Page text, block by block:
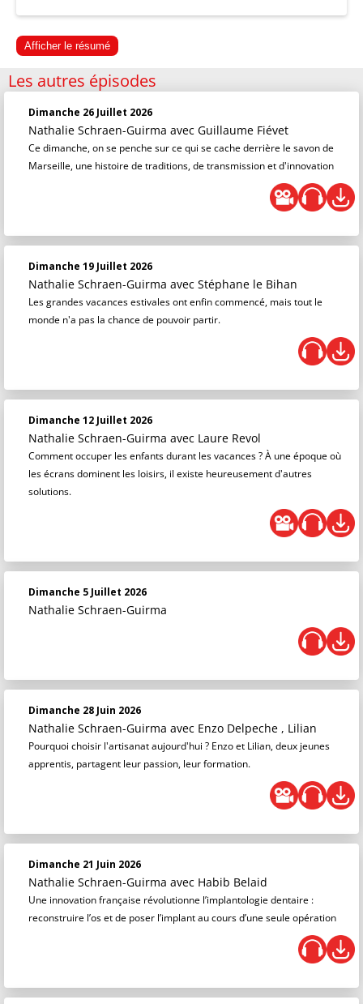
Afficher le résumé
Les autres épisodes
Dimanche 26 Juillet 2026
Nathalie Schraen-Guirma avec Guillaume Fiévet
Ce dimanche, on se penche sur ce qui se cache derrière le savon de
Marseille, une histoire de traditions, de transmission et d'innovation
Dimanche 19 Juillet 2026
Nathalie Schraen-Guirma avec Stéphane le Bihan
Les grandes vacances estivales ont enfin commencé, mais tout le
monde n'a pas la chance de pouvoir partir.
Dimanche 12 Juillet 2026
Nathalie Schraen-Guirma avec Laure Revol
Comment occuper les enfants durant les vacances ? À une époque où
les écrans dominent les loisirs, il existe heureusement d'autres
solutions.
Dimanche 5 Juillet 2026
Nathalie Schraen-Guirma
Dimanche 28 Juin 2026
Nathalie Schraen-Guirma avec Enzo Delpeche , Lilian
Pourquoi choisir l'artisanat aujourd'hui ? Enzo et Lilian, deux jeunes
apprentis, partagent leur passion, leur formation.
Dimanche 21 Juin 2026
Nathalie Schraen-Guirma avec Habib Belaid
Une innovation française révolutionne l’implantologie dentaire :
reconstruire l’os et de poser l’implant au cours d’une seule opération